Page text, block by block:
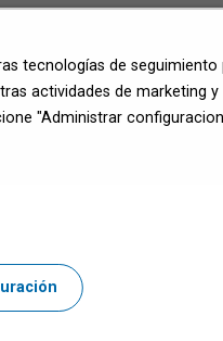
tecnologías de
actividades de marketing
"Administrar
Group.
reservados.